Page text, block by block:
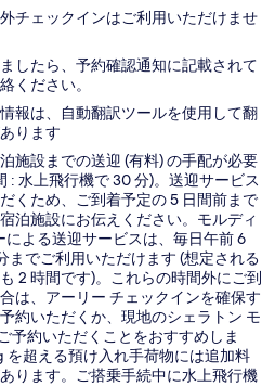
チェックインはご利用いただけませ
したら、予約確認通知に記載されて
ください。
報は、自動翻訳ツールを使用して翻
ります
施設までの送迎 (有料) の手配が必要
: 水上飛行機で 30 分)。送迎サービス
くため、ご到着予定の 5 日間前まで
泊施設にお伝えください。モルディ
による送迎サービスは、毎日午前 6
までご利用いただけます (想定される
2 時間です)。これらの時間外にご到
は、アーリー チェックインを確保す
約いただくか、現地のシェラトン モ
予約いただくことをおすすめしま
を超える預け入れ手荷物には追加料
ります。ご搭乗手続中に水上飛行機